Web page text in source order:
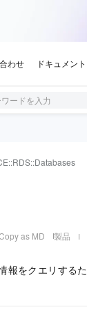
ードを入力
as MD 製品
報をクエリするた